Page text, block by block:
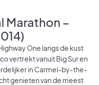
Marathon –
One langs de kust
vertrekt vanuit Big Sur en
in Carmel-by-the-
genieten van de meest